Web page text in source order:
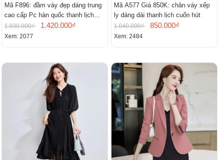
Mã F896: đầm váy đẹp dáng trung
cao cấp Pc hàn quốc thanh lịch
mới
1.930.000₫ 1.420.000₫
Xem: 2077
Mã A577 Giá 850K: chân váy xếp
ly dáng dài thanh lịch cuốn hút
1.040.000₫ 850.000₫
Xem: 2484